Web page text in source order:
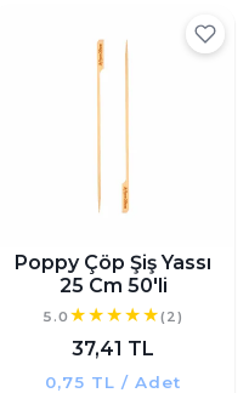
Poppy Çöp Şiş Yassı
25 Cm 50'li
5.0 (2)
37,41 TL
0,75 TL / Adet